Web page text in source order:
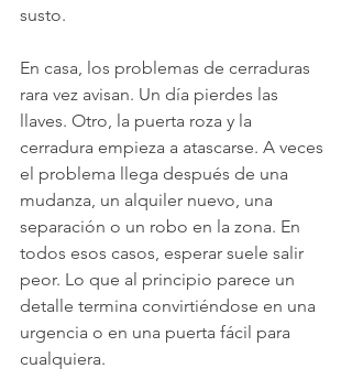
susto.
En casa, los problemas de cerraduras
rara vez avisan. Un día pierdes las
llaves. Otro, la puerta roza y la
cerradura empieza a atascarse. A veces
el problema llega después de una
mudanza, un alquiler nuevo, una
separación o un robo en la zona. En
todos esos casos, esperar suele salir
peor. Lo que al principio parece un
detalle termina convirtiéndose en una
urgencia o en una puerta fácil para
cualquiera.